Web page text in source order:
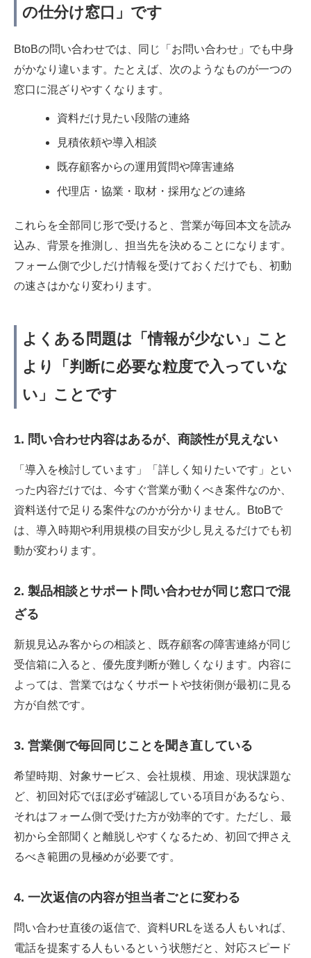
の仕分け窓口」です
BtoBの問い合わせでは、同じ「お問い合わせ」でも中身
がかなり違います。たとえば、次のようなものが一つの
窓口に混ざりやすくなります。
資料だけ見たい段階の連絡
見積依頼や導入相談
既存顧客からの運用質問や障害連絡
代理店・協業・取材・採用などの連絡
これらを全部同じ形で受けると、営業が毎回本文を読み
込み、背景を推測し、担当先を決めることになります。
フォーム側で少しだけ情報を受けておくだけでも、初動
の速さはかなり変わります。
よくある問題は「情報が少ない」こと
より「判断に必要な粒度で入っていな
い」ことです
1. 問い合わせ内容はあるが、商談性が見えない
「導入を検討しています」「詳しく知りたいです」とい
った内容だけでは、今すぐ営業が動くべき案件なのか、
資料送付で足りる案件なのかが分かりません。BtoBで
は、導入時期や利用規模の目安が少し見えるだけでも初
動が変わります。
2. 製品相談とサポート問い合わせが同じ窓口で混
ざる
新規見込み客からの相談と、既存顧客の障害連絡が同じ
受信箱に入ると、優先度判断が難しくなります。内容に
よっては、営業ではなくサポートや技術側が最初に見る
方が自然です。
3. 営業側で毎回同じことを聞き直している
希望時期、対象サービス、会社規模、用途、現状課題な
ど、初回対応でほぼ必ず確認している項目があるなら、
それはフォーム側で受けた方が効率的です。ただし、最
初から全部聞くと離脱しやすくなるため、初回で押さえ
るべき範囲の見極めが必要です。
4. 一次返信の内容が担当者ごとに変わる
問い合わせ直後の返信で、資料URLを送る人もいれば、
電話を提案する人もいるという状態だと、対応スピード